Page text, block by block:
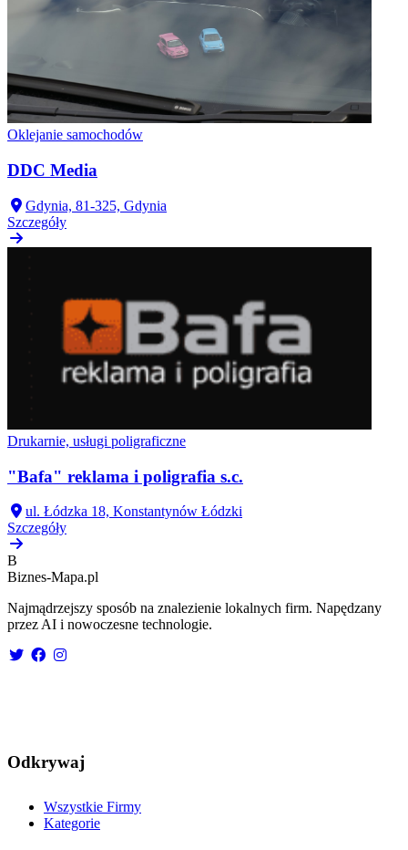
Oklejanie samochodów
DDC Media
Gdynia, 81-325, Gdynia
Szczegóły
Drukarnie, usługi poligraficzne
"Bafa" reklama i poligrafia s.c.
ul. Łódzka 18, Konstantynów Łódzki
Szczegóły
B
Biznes-Mapa.pl
Najmądrzejszy sposób na znalezienie lokalnych firm. Napędzany
przez AI i nowoczesne technologie.
Odkrywaj
Wszystkie Firmy
Kategorie